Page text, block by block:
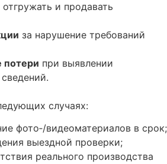
и продавать
за нарушение требований
потери при выявлении
случаях:
фото‑/видеоматериалов в срок;
выездной проверки;
реального производства